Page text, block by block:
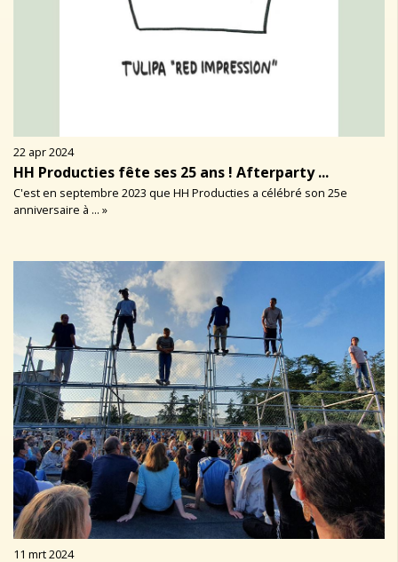
22 apr 2024
HH Producties fête ses 25 ans ! Afterparty ...
C'est en septembre 2023 que HH Producties a célébré son 25e
anniversaire à ... »
11 mrt 2024